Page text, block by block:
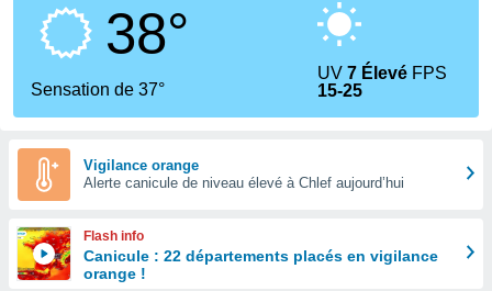
38°
Sensation de 37°
UV7 Élevé FPS
15-25
Vigilance orange
Alerte canicule de niveau élevé à Chlef aujourd’hui
Flash info
Canicule : 22 départements placés en vigilance
orange !